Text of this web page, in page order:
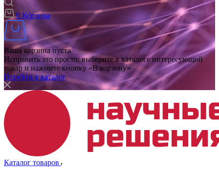
0 Корзина
Ваша корзина пуста
Исправить это просто: выберите в каталоге интересующий
товар и нажмите кнопку «В корзину»
Перейти в каталог
Каталог товаров